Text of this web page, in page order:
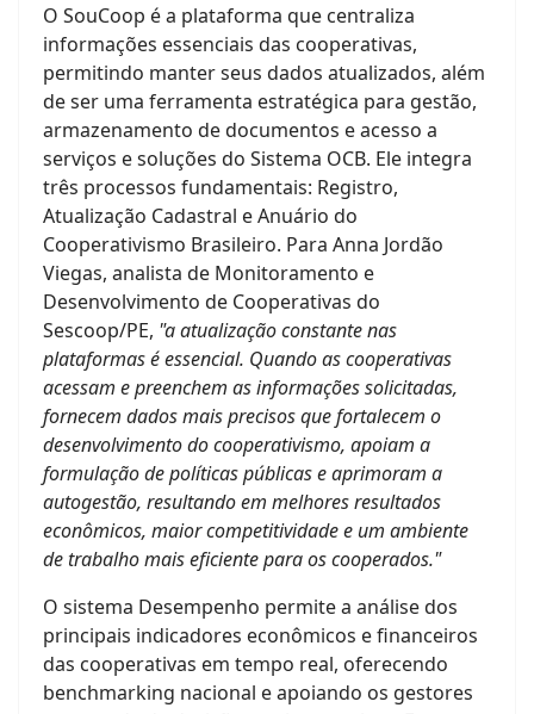
O SouCoop é a plataforma que centraliza
informações essenciais das cooperativas,
permitindo manter seus dados atualizados, além
de ser uma ferramenta estratégica para gestão,
armazenamento de documentos e acesso a
serviços e soluções do Sistema OCB. Ele integra
três processos fundamentais: Registro,
Atualização Cadastral e Anuário do
Cooperativismo Brasileiro. Para Anna Jordão
Viegas, analista de Monitoramento e
Desenvolvimento de Cooperativas do
Sescoop/PE, "a atualização constante nas
plataformas é essencial. Quando as cooperativas
acessam e preenchem as informações solicitadas,
fornecem dados mais precisos que fortalecem o
desenvolvimento do cooperativismo, apoiam a
formulação de políticas públicas e aprimoram a
autogestão, resultando em melhores resultados
econômicos, maior competitividade e um ambiente
de trabalho mais eficiente para os cooperados."
O sistema Desempenho permite a análise dos
principais indicadores econômicos e financeiros
das cooperativas em tempo real, oferecendo
benchmarking nacional e apoiando os gestores